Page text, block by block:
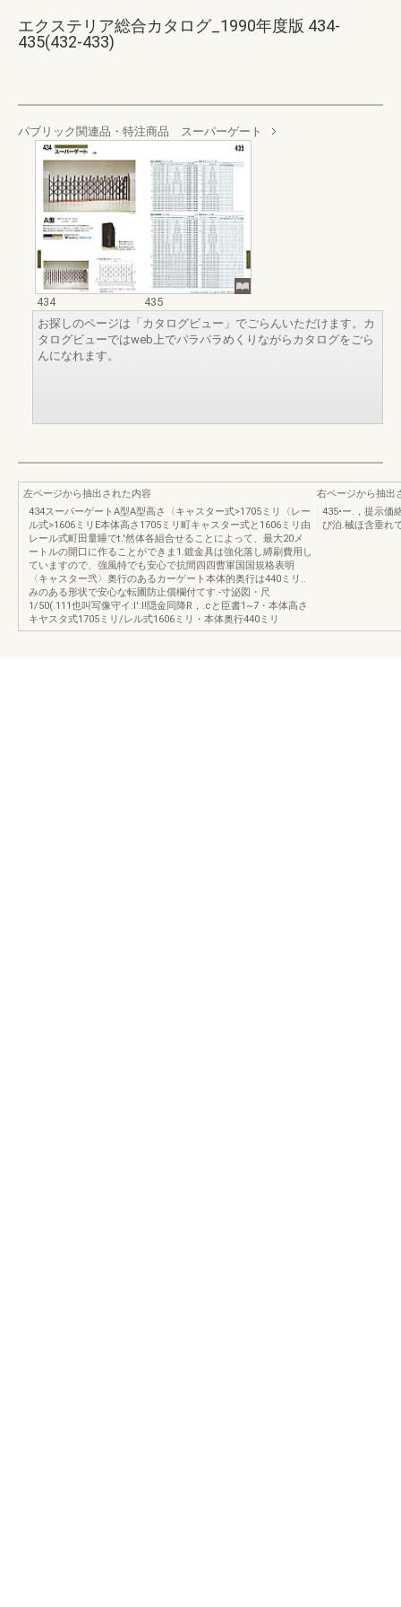
エクステリア総合カタログ_1990年度版 434-
435(432-433)
パブリック関連品・特注商品 スーパーゲート
434
435
お探しのページは「カタログビュー」でごらんいただけます。カ
タログビューではweb上でパラパラめくりながらカタログをごら
んになれます。
左ページから抽出された内容
434スーパーゲートA型A型高さ〈キャスター式>1705ミリ〈レー
ル式>1606ミリE本体高さ1705ミリ町キャスター式と1606ミリ由
レール式町田量睡でt.'然体各組合せることによって、最大20メ
ートルの開口に作ることができま1.鍍金具は強化落し縛刷費用し
ていますので、強風特でも安心で抗間四四曹軍国国規格表明
〈キャスター弐〉奥行のあるカーゲート本体的奥行は440ミリ..
みのある形状で安心な転圃防止償欄付てす.-寸泌図・尺
1/50(.111也叫写像守イ:l':l!隠金同降R，.cと臣書1~7・本体高さ
キヤスタ式1705ミリ/レル式1606ミリ・本体奥行440ミリ
右ページから抽出
435•ー.，提示価
び泊.械ほ含垂れ